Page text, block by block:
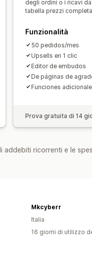
degli ordini o i ricavi
tabella prezzi
Funzionalità
50 pedidos/mes
Upsells en 1 clic
Editor de embudos
De páginas de
Funciones
Prova gratuita di 14
addebiti ricorrenti e le
Mkcyberr
Italia
16 giorni di utilizzo